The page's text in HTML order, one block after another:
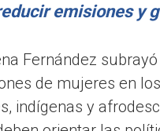
emisiones y
Fernández
de mujeres en
indígenas y